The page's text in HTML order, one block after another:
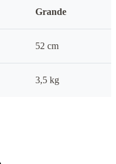
Grande
52 cm
3,5 kg